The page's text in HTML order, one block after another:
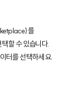
를
할 수 있습니다.
터를 선택하세요.